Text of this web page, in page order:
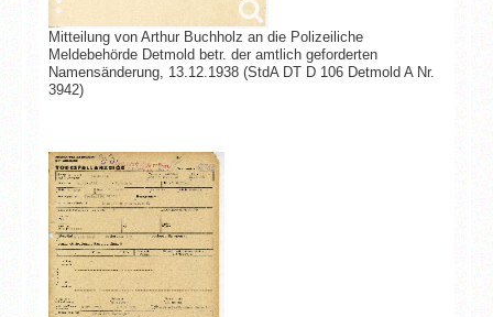
Mitteilung von Arthur Buchholz an die Polizeiliche
Meldebehörde Detmold betr. der amtlich geforderten
Namensänderung, 13.12.1938 (StdA DT D 106 Detmold A Nr.
3942)